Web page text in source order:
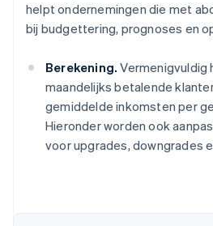
helpt ondernemingen die met
bij budgettering, prognoses en
Berekening. Vermenigvuldig
maandelijks betalende
gemiddelde inkomsten per
Hieronder worden ook
voor upgrades, downgrades
België